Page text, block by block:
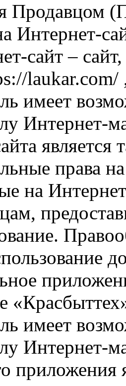
Продавцом
Интернет-
сайт –
laukar.com/
имеет
Интернет-
права
на
имеет
Интернет-
приложения